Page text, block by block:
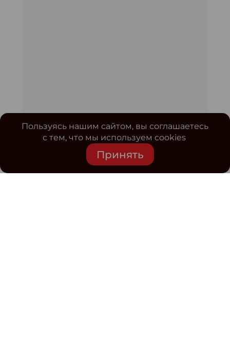
Пользуясь нашим сайтом, вы соглашаетесь
с тем, что мы используем cookies
Принять